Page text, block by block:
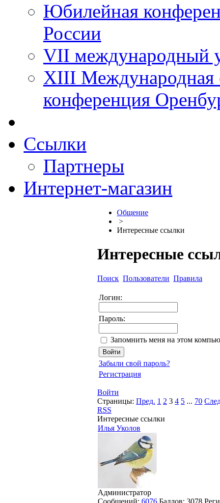
Юбилейная
России
VII международный
XIII Международная
конференция
Ссылки
Партнеры
Интернет-магазин
Общение
>
Интересные ссылки
Интересные
Поиск Пользователи Правила
Логин:
Пароль:
Запомнить меня на этом
Забыли свой пароль?
Регистрация
Войти
Страницы: Пред. 1 2 3 4 5 ... 70
RSS
Интересные ссылки
Илья Уколов
Администратор
Сообщений: 6076 Баллов: 3078